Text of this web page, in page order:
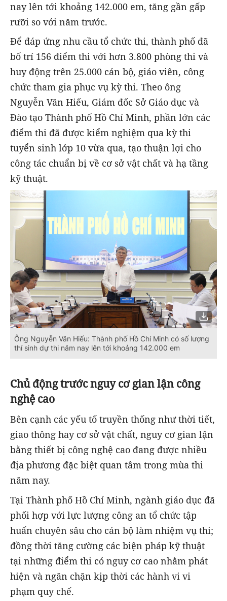
nay lên tới khoảng 142.000 em, tăng gần gấp
rưỡi so với năm trước.
Để đáp ứng nhu cầu tổ chức thi, thành phố đã
bố trí 156 điểm thi với hơn 3.800 phòng thi và
huy động trên 25.000 cán bộ, giáo viên, công
chức tham gia phục vụ kỳ thi. Theo ông
Nguyễn Văn Hiếu, Giám đốc Sở Giáo dục và
Đào tạo Thành phố Hồ Chí Minh, phần lớn các
điểm thi đã được kiểm nghiệm qua kỳ thi
tuyển sinh lớp 10 vừa qua, tạo thuận lợi cho
công tác chuẩn bị về cơ sở vật chất và hạ tầng
kỹ thuật.
Ông Nguyễn Văn Hiếu: Thành phố Hồ Chí Minh có số lượng
thí sinh dự thi năm nay lên tới khoảng 142.000 em
Chủ động trước nguy cơ gian lận công
nghệ cao
Bên cạnh các yếu tố truyền thống như thời tiết,
giao thông hay cơ sở vật chất, nguy cơ gian lận
bằng thiết bị công nghệ cao đang được nhiều
địa phương đặc biệt quan tâm trong mùa thi
năm nay.
Tại Thành phố Hồ Chí Minh, ngành giáo dục đã
phối hợp với lực lượng công an tổ chức tập
huấn chuyên sâu cho cán bộ làm nhiệm vụ thi;
đồng thời tăng cường các biện pháp kỹ thuật
tại những điểm thi có nguy cơ cao nhằm phát
hiện và ngăn chặn kịp thời các hành vi vi
phạm quy chế.